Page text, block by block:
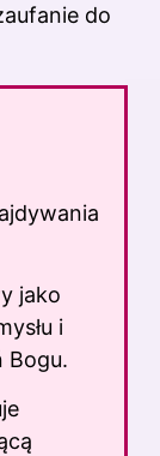
do
jako
i
Bogu.